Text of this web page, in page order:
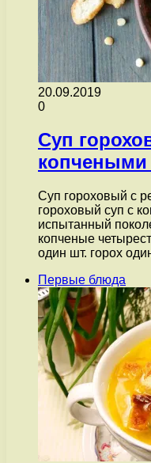
20.09.2019
0
Суп
Суп гороховый с
гороховый суп с
испытанный
копченые
один шт. горох
Первые блюда